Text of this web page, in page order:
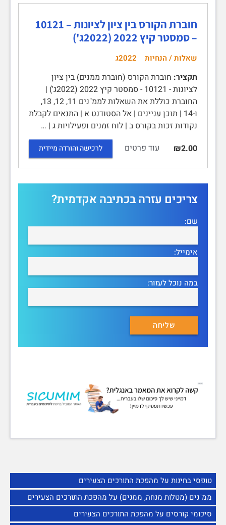
טופסי בחינות על מהפכת התורכים הצעירים
ממ"נים (מטלות מנחה, ממנים) על מהפכת התורכים הצעירים
סיכומי קורסים על מהפכת התורכים הצעירים
חוברת הקורס בין ציון לציונות – 10121
– סמסטר קיץ 2022 (2022ג')
שאלות / הנחיות 2022ג
תקציר: חוברת הקורס (חוברת ממנים) בין ציון
לציונות - 10121 - סמסטר קיץ 2022 (2022ג') |
החוברת כוללת את השאלות לממ"נים 11, 12, 13,
ו-14 | תוכן עניינים | אל הסטודנט א | התנאים לקבלת
נקודות זכות בקורס ב | לוח זמנים ופעילויות ג | …
₪2.00
עוד פרטים לרכישה והורדה מיידית
צריכים עזרה בכתיבה אקדמית?
שם:
אימייל:
במה נוכל לעזור: